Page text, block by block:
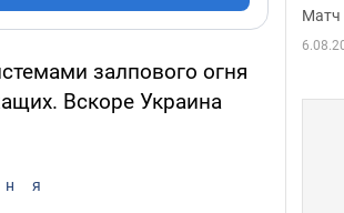
залпового огня
Вскоре Украина
Матч